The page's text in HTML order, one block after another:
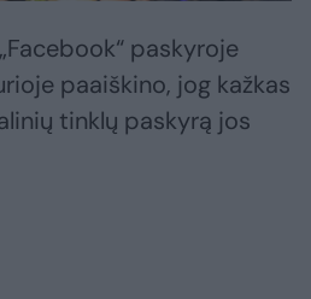
paskyroje
paaiškino, jog kažkas
tinklų paskyrą jos